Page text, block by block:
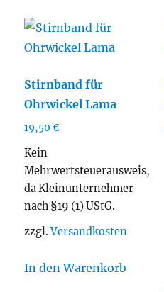
Stirnband für
Ohrwickel Lama
19,50€
Kein
Mehrwertsteuerausweis,
da Kleinunternehmer
nach §19 (1) UStG.
zzgl.Versandkosten
In den Warenkorb